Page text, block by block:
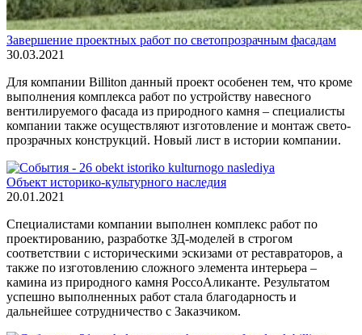
Завершение проектных работ по светопрозрачным фасадам
30.03.2021
Для компании Billiton данный проект особенен тем, что кроме
выполнения комплекса работ по устройству навесного
вентилируемого фасада из природного камня – специалисты
компании также осуществляют изготовление и монтаж свето-
прозрачных конструкций. Новый лист в истории компании.
Объект историко-культурного наследия
20.01.2021
Специалистами компании выполнен комплекс работ по
проектированию, разработке ЗД-моделей в строгом
соответствии с историческими эскизами от реставраторов, а
также по изготовлению сложного элемента интерьера –
камина из природного камня РоссоАликанте. Результатом
успешно выполненных работ стала благодарность и
дальнейшее сотрудничество с Заказчиком.